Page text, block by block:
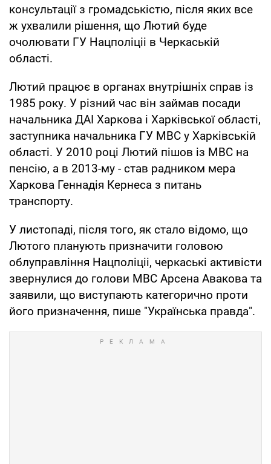
консультації з громадськістю, після яких все
ж ухвалили рішення, що Лютий буде
очолювати ГУ Нацполіціі в Черкаській
області.
Лютий працює в органах внутрішніх справ із
1985 року. У різний час він займав посади
начальника ДАІ Харкова і Харківської області,
заступника начальника ГУ МВС у Харківській
області. У 2010 році Лютий пішов із МВС на
пенсію, а в 2013-му - став радником мера
Харкова Геннадія Кернеса з питань
транспорту.
У листопаді, після того, як стало відомо, що
Лютого планують призначити головою
облуправління Нацполіціі, черкаські активісти
звернулися до голови МВС Арсена Авакова та
заявили, що виступають категорично проти
його призначення, пише "Українська правда".